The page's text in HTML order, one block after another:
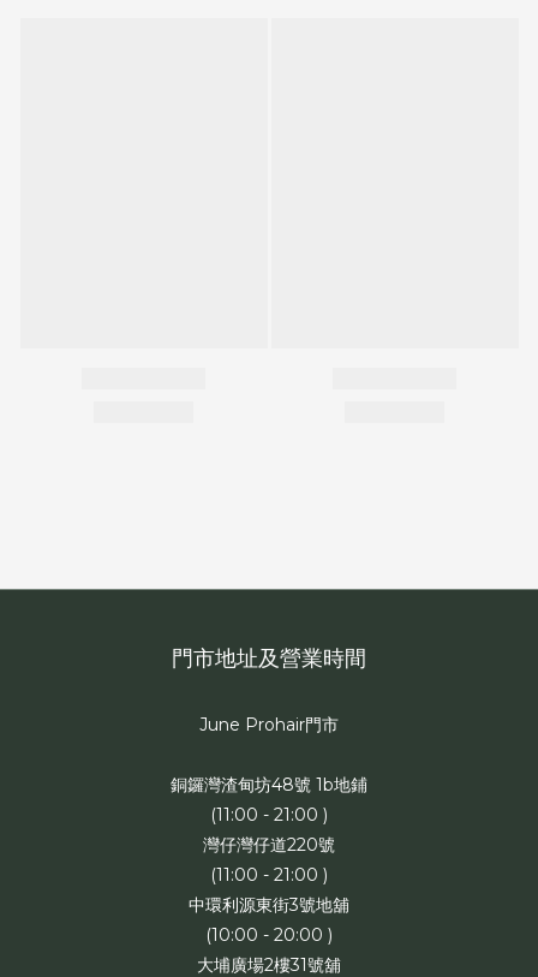
門市地址及營業時間
June Prohair門市
銅鑼灣渣甸坊48號 1b地鋪
(11:00 - 21:00 )
灣仔灣仔道220號
(11:00 - 21:00 )
中環利源東街3號地舖
(10:00 - 20:00 )
大埔廣場2樓31號舖